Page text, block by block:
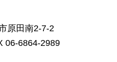
原田南2-7-2
06-6864-2989